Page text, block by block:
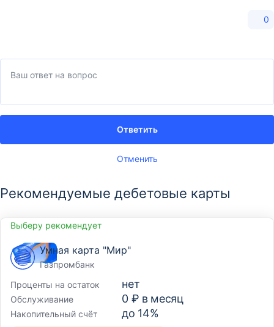
0
Отменить
Ответить
Рекомендуемые дебетовые карты
Выберу рекомендует
Умная карта "Мир"
Газпромбанк
Проценты на остаток
нет
Обслуживание 0 ₽ в месяц
Накопительный счёт до 14%